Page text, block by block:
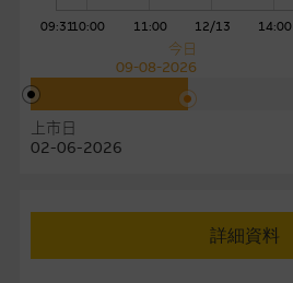
09:3110:00 11:00 12/13 14:00
上市日
02-06-2026
今日
09-08-2026
詳細資料